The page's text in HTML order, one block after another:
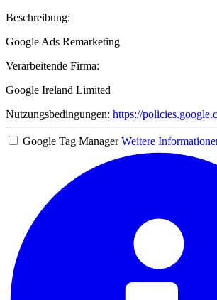
Beschreibung:
Google Ads Remarketing
Verarbeitende Firma:
Google Ireland Limited
Nutzungsbedingungen: https://
Google Tag Manager Weitere